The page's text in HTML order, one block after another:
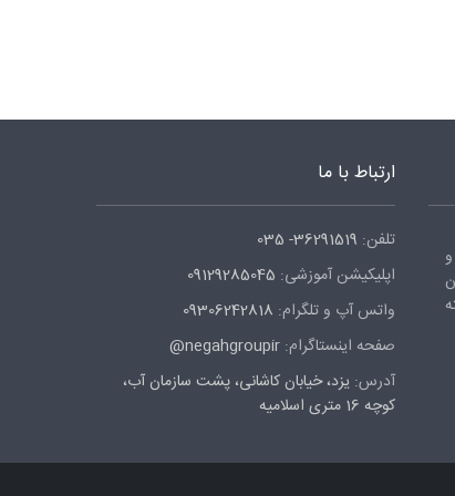
ارتباط با ما
تلفن: 36291519- 035
اپلیکیشن آموزشی: 09129285045
واتس آپ و تلگرام: 09306242818
صفحه اینستاگرام: negahgroupir@
آدرس: یزد، خیابان کاشانی، پشت سازمان آب،
کوچه 16 متری اسلامیه